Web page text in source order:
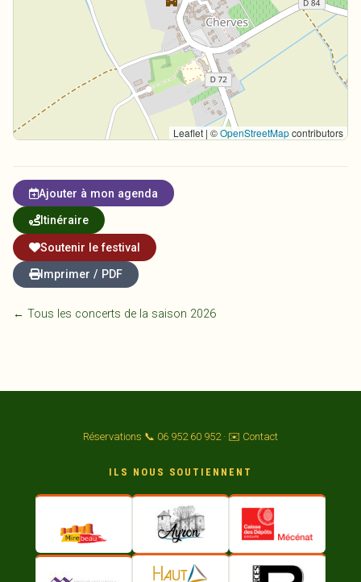
Leaflet | ©OpenStreetMapcontributors
Ajouter à mon agenda
Itinéraire
Soutenir le festival
Imprimer / PDF
← Tous les concerts de la saison 2026
Réservations 📞 06 952 60 952 · ✉️ Contact